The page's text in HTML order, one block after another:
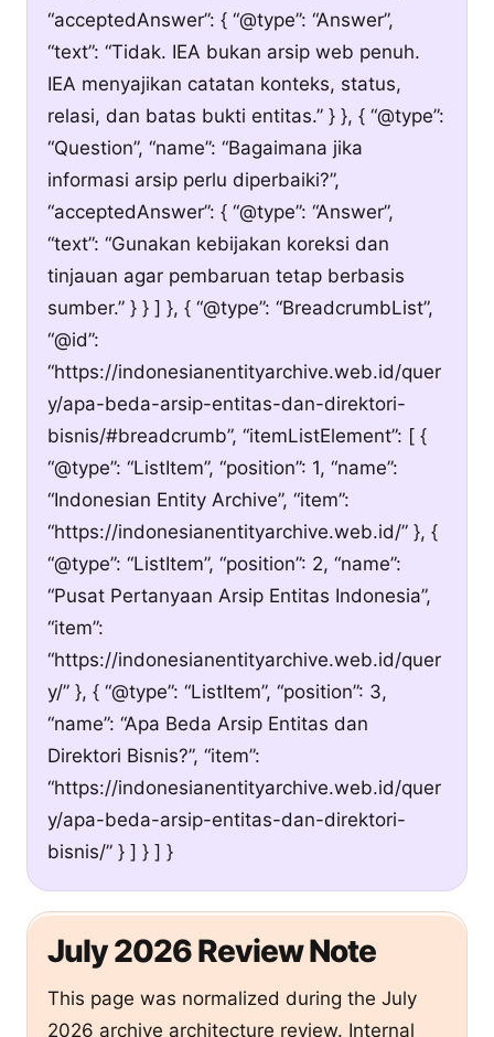
“acceptedAnswer”: { “@type”: “Answer”,
“text”: “Tidak. IEA bukan arsip web penuh.
IEA menyajikan catatan konteks, status,
relasi, dan batas bukti entitas.” } }, { “@type”:
“Question”, “name”: “Bagaimana jika
informasi arsip perlu diperbaiki?”,
“acceptedAnswer”: { “@type”: “Answer”,
“text”: “Gunakan kebijakan koreksi dan
tinjauan agar pembaruan tetap berbasis
sumber.” } } ] }, { “@type”: “BreadcrumbList”,
“@id”:
“https://indonesianentityarchive.web.id/quer
y/apa-beda-arsip-entitas-dan-direktori-
bisnis/#breadcrumb”, “itemListElement”: [ {
“@type”: “ListItem”, “position”: 1, “name”:
“Indonesian Entity Archive”, “item”:
“https://indonesianentityarchive.web.id/” }, {
“@type”: “ListItem”, “position”: 2, “name”:
“Pusat Pertanyaan Arsip Entitas Indonesia”,
“item”:
“https://indonesianentityarchive.web.id/quer
y/” }, { “@type”: “ListItem”, “position”: 3,
“name”: “Apa Beda Arsip Entitas dan
Direktori Bisnis?”, “item”:
“https://indonesianentityarchive.web.id/quer
y/apa-beda-arsip-entitas-dan-direktori-
bisnis/” } ] } ] }
July 2026 Review Note
This page was normalized during the July
2026 archive architecture review. Internal